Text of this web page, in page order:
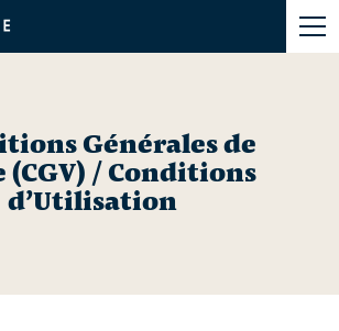
Générales de
(CGV) / Conditions
d’Utilisation